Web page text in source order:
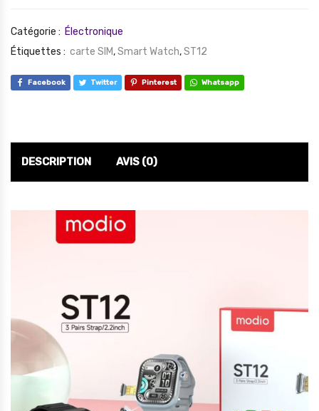
Catégorie : Électronique
Étiquettes : carte SIM,Smart Watch,ST12
Facebook Twitter Pinterest Whatsapp
DESCRIPTION AVIS (0)